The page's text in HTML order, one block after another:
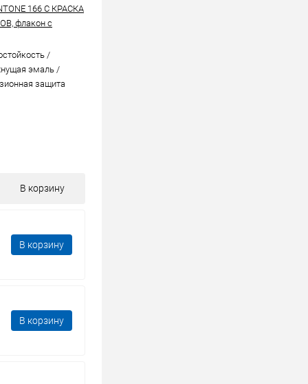
166 C КРАСКА
флакон с
/
эмаль /
защита
В корзину
В корзину
В корзину